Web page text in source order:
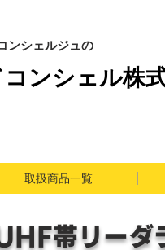
ンシェル株
ンシェルジュの
取扱商品一覧
帯リーダ